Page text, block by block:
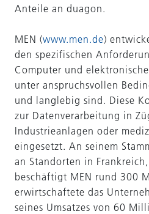
Anteile an duagon.
MEN (www.men.de)
den spezifischen
Computer und
unter anspruchsvollen
und langlebig sind. Diese
zur Datenverarbeitung in
Industrieanlagen oder
eingesetzt. An seinem
an Standorten in
beschäftigt MEN rund 300
erwirtschaftete das
seines Umsatzes von 60